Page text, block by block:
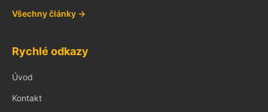
Všechny články →
Rychlé odkazy
Úvod
Kontakt